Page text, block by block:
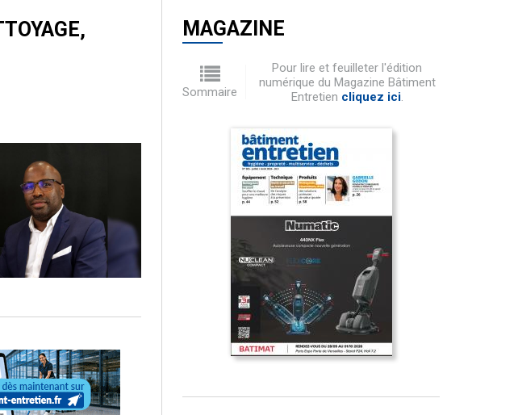
MAGAZINE
Sommaire
Pour lire et feuilleter l'édition
numérique du Magazine Bâtiment
Entretien cliquez ici.